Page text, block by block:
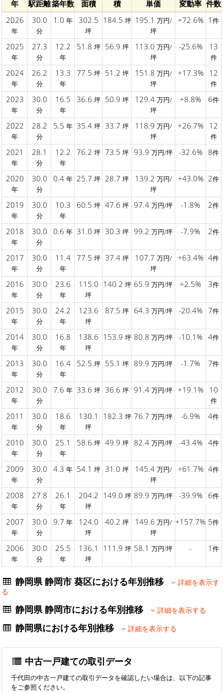
年 駅距離築年数 面積 積 単価 変動率 件数
2026
年
30.0
分
1.0 年 302.5
坪
184.5 坪 195.1 万円/
坪
+72.6% 1 件
2025
年
27.3
分
12.2
年
51.8 坪 56.9 坪 113.0 万円/
坪
-25.6% 13
件
2024
年
26.2
分
13.3
年
77.5 坪 51.2 坪 151.8 万円/
坪
+17.3% 12
件
2023
年
30.0
分
16.5
年
36.6 坪 50.9 坪 129.4 万円/
坪
+8.8% 6件
2022
年
28.2
分
5.5 年 35.4 坪 33.7 坪 118.9 万円/
坪
+26.7% 12
件
2021
年
28.1
分
12.2
年
76.2 坪 73.5 坪 93.9 万円/坪 -32.6% 8件
2020
年
30.0
分
0.4 年 25.7 坪 28.7 坪 139.2 万円/
坪
+43.0% 2件
2019
年
30.0
分
10.3
年
60.5 坪 47.6 坪 97.4 万円/坪 -1.8% 2件
2018
年
30.0
分
0.6 年 31.0 坪 30.3 坪 99.2 万円/坪 -7.9% 2件
2017
年
30.0
分
11.4
年
77.5 坪 37.4 坪 107.7 万円/
坪
+63.4% 4件
2016
年
30.0
分
23.6
年
115.0
坪
140.2 坪 65.9 万円/坪 +2.5% 3件
2015
年
30.0
分
24.2
年
123.6
坪
87.5 坪 64.3 万円/坪 -20.4% 7件
2014
年
30.0
分
16.8
年
138.6
坪
153.9 坪 80.8 万円/坪 -10.1% 4件
2013
年
30.0
分
16.4
年
52.5 坪 55.1 坪 89.9 万円/坪 -1.7% 7件
2012
年
30.0
分
7.6 年 33.6 坪 36.6 坪 91.4 万円/坪 +19.1% 10
件
2011
年
30.0
分
18.6
年
130.1
坪
182.3 坪 76.7 万円/坪 -6.9% 4件
2010
年
30.0
分
25.1
年
58.6 坪 49.9 坪 82.4 万円/坪 -43.4% 4件
2009
年
30.0
分
4.3 年 54.1 坪 31.0 坪 145.4 万円/
坪
+61.7% 4件
2008
年
27.8
分
26.1
年
204.2
坪
149.0 坪 89.9 万円/坪 -39.9% 6件
2007
年
30.0
分
9.7 年 124.0
坪
40.2 坪 149.6 万円/
坪
+157.7% 5件
2006
年
30.0
分
25.5
年
136.1
坪
111.9 坪 58.1 万円/坪 - 1 件
静岡県 静岡市 葵区における年別推移
詳細を表示す
る
静岡県 静岡市における年別推移 詳細を表示する
静岡県における年別推移 詳細を表示する
中古一戸建ての取引データ
千代田の中古一戸建ての取引データを確認したい場合は、以下の記事
をご参照ください。